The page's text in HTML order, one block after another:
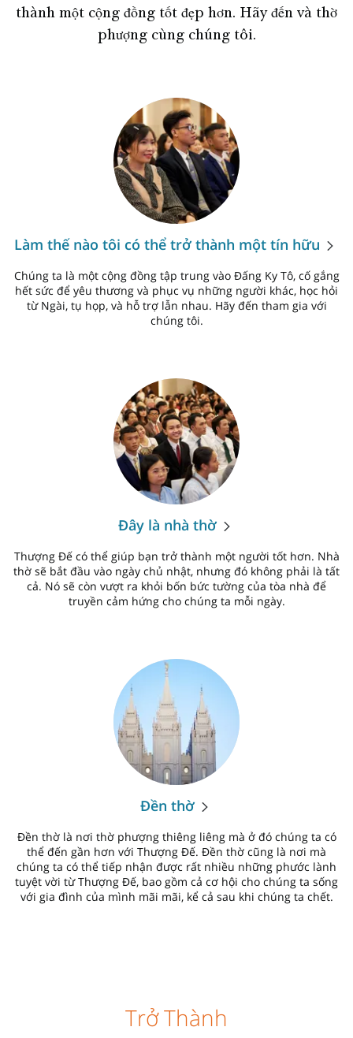
thành một cộng đồng tốt đẹp hơn. Hãy đến và thờ
phượng cùng chúng tôi.
Làm thế nào tôi có thể trở thành một tín hữu
Chúng ta là một cộng đồng tập trung vào Đấng Ky Tô, cố gắng
hết sức để yêu thương và phục vụ những người khác, học hỏi
từ Ngài, tụ họp, và hỗ trợ lẫn nhau. Hãy đến tham gia với
chúng tôi.
Đây là nhà thờ
Thượng Đế có thể giúp bạn trở thành một người tốt hơn. Nhà
thờ sẽ bắt đầu vào ngày chủ nhật, nhưng đó không phải là tất
cả. Nó sẽ còn vượt ra khỏi bốn bức tường của tòa nhà để
truyền cảm hứng cho chúng ta mỗi ngày.
Đền thờ
Đền thờ là nơi thờ phượng thiêng liêng mà ở đó chúng ta có
thể đến gần hơn với Thượng Đế. Đền thờ cũng là nơi mà
chúng ta có thể tiếp nhận được rất nhiều những phước lành
tuyệt vời từ Thượng Đế, bao gồm cả cơ hội cho chúng ta sống
với gia đình của mình mãi mãi, kể cả sau khi chúng ta chết.
Trở Thành